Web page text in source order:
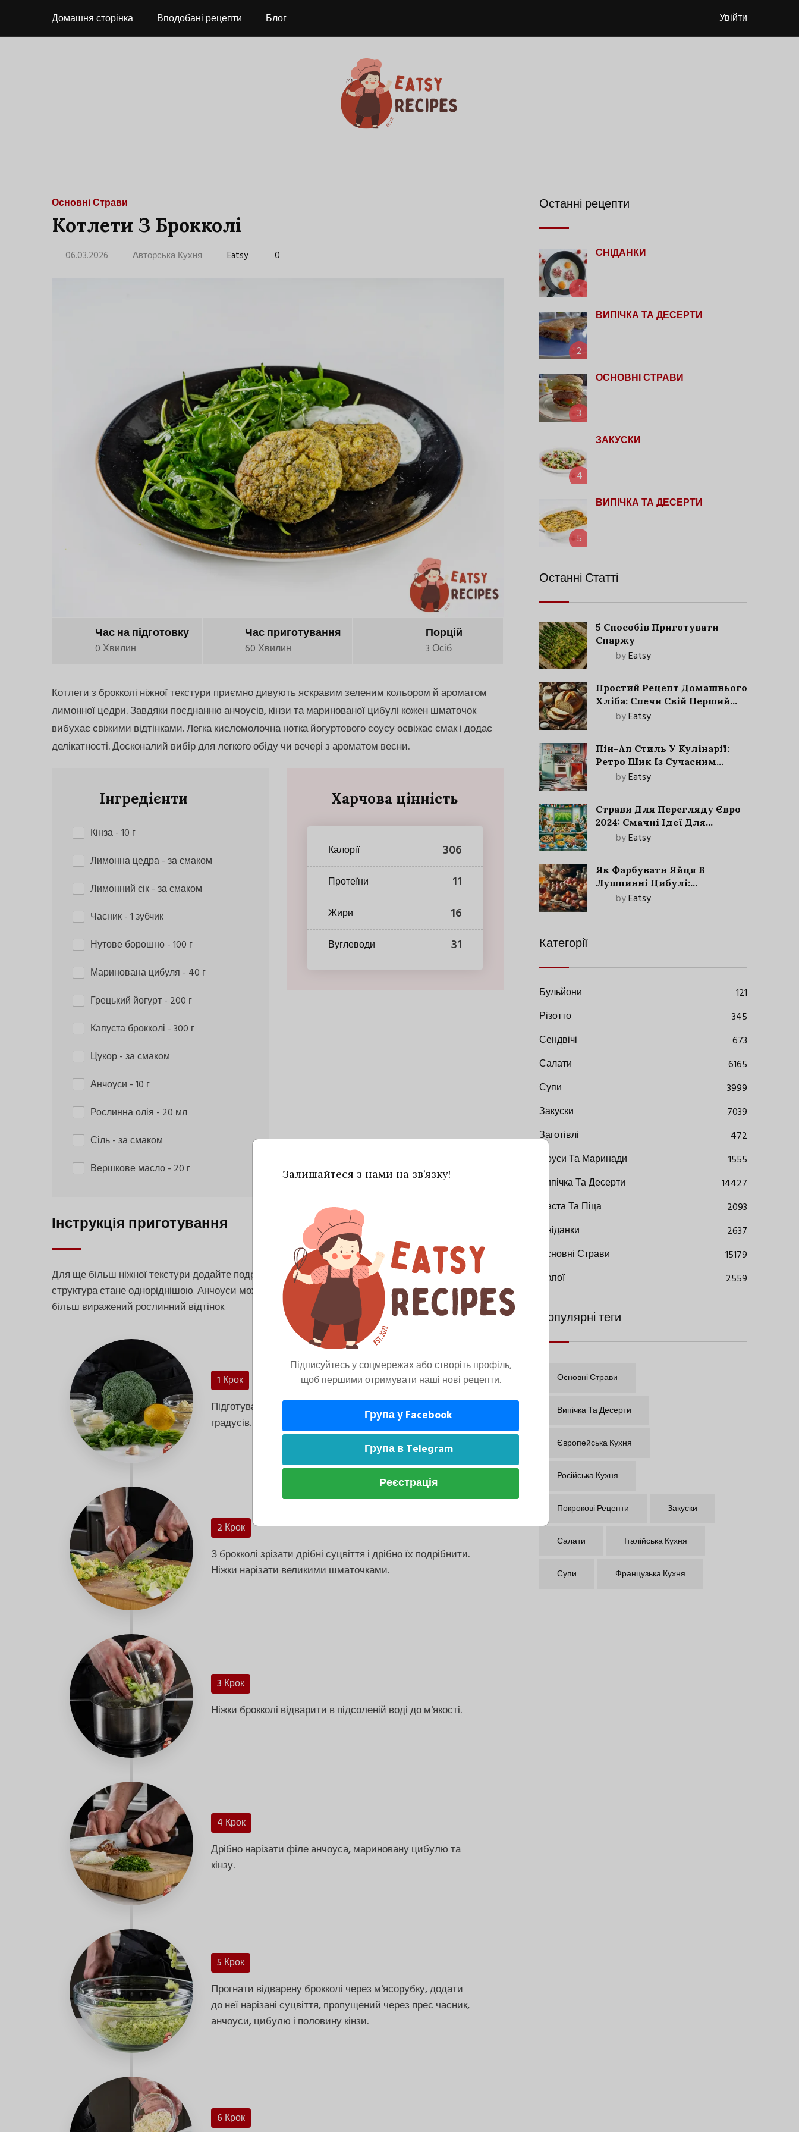
Домашня сторінка Вподобані рецепти Блог Увійти
Основні Страви
Котлети З Брокколі
06.03.2026 Авторська Кухня Eatsy 0
Час на підготовку
0 Хвилин
Час приготування
60 Хвилин
Порцій
3 Осіб
Котлети з брокколі ніжної текстури приємно дивують яскравим зеленим кольором й ароматом
лимонної цедри. Завдяки поєднанню анчоусів, кінзи та маринованої цибулі кожен шматочок
вибухає свіжими відтінками. Легка кисломолочна нотка йогуртового соусу освіжає смак і додає
делікатності. Досконалий вибір для легкого обіду чи вечері з ароматом весни.
Інгредієнти
Кінза- 10 г
Лимонна цедра- за смаком
Лимонний сік- за смаком
Часник- 1 зубчик
Нутове борошно- 100 г
Маринована цибуля - 40 г
Грецький йогурт- 200 г
Капуста брокколі - 300 г
Цукор- за смаком
Анчоуси - 10 г
Рослинна олія - 20 мл
Сіль- за смаком
Вершкове масло- 20 г
Харчова цінність
Калорії 306
Протеїни 11
Жири 16
Вуглеводи 31
Інструкція приготування
Для ще більш ніжної текстури додайте подрібнену брокколі до гарячої маси із ніжок — так
структура стане одноріднішою. Анчоуси можна замінити на каперси, якщо хочете отримати ще
більш виражений рослинний відтінок.
1 Крок
Підготувати всі інгредієнти. Розігріти духовку до 180
градусів.
2 Крок
З брокколі зрізати дрібні суцвіття і дрібно їх подрібнити.
Ніжки нарізати великими шматочками.
3 Крок
Ніжки брокколі відварити в підсоленій воді до м'якості.
4 Крок
Дрібно нарізати філе анчоуса, мариновану цибулю та
кінзу.
5 Крок
Прогнати відварену брокколі через м'ясорубку, додати
до неї нарізані суцвіття, пропущений через прес часник,
анчоуси, цибулю і половину кінзи.
6 Крок
Останні рецепти
1
СНІДАНКИ
2
ВИПІЧКА ТА ДЕСЕРТИ
3
ОСНОВНІ СТРАВИ
4
ЗАКУСКИ
5
ВИПІЧКА ТА ДЕСЕРТИ
Останні Статті
5 Способів Приготувати
Спаржу
byEatsy
Простий Рецепт Домашнього
Хліба: Спечи Свій Перший
Запашний Хліб!
byEatsy
Пін-Ап Стиль У Кулінарії:
Ретро Шик Із Сучасним
Акцентом
byEatsy
Страви Для Перегляду Євро
2024: Смачні Ідеї Для
Футбольного Свята
byEatsy
Як Фарбувати Яйця В
Лушпинні Цибулі:
Старовинний Метод З
byEatsy
Категорії
Бульйони
121
Різотто
345
Сендвічі
673
Салати
6165
Супи
3999
Закуски
7039
Заготівлі
472
Соуси Та Маринади
1555
Випічка Та Десерти
14427
Паста Та Піца
2093
Сніданки
2637
Основні Страви
15179
Напої
2559
Популярні теги
Основні Страви
Випічка Та Десерти
Європейська Кухня
Російська Кухня
Покрокові Рецепти Закуски
Салати Італійська Кухня
Супи Французька Кухня
Залишайтеся з нами на зв’язку!
Підписуйтесь у соцмережах або створіть профіль,
щоб першими отримувати наші нові рецепти.
Група у Facebook
Група в Telegram
Реєстрація